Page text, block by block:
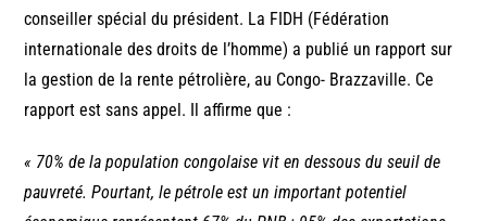
conseiller spécial du président. La FIDH (Fédération
internationale des droits de l’homme) a publié un rapport sur
la gestion de la rente pétrolière, au Congo- Brazzaville. Ce
rapport est sans appel. Il affirme que :
« 70% de la population congolaise vit en dessous du seuil de
pauvreté. Pourtant, le pétrole est un important potentiel